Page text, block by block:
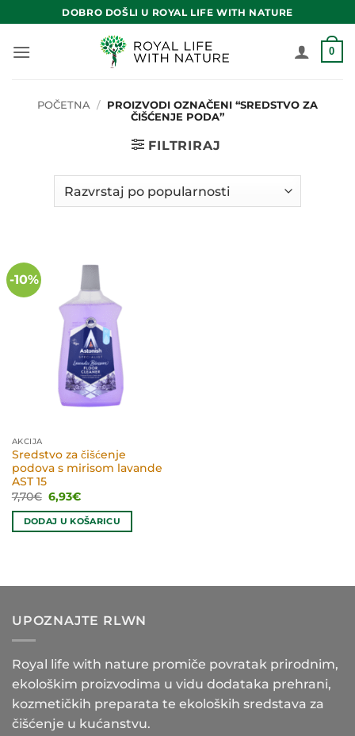
to
content
DOBRO DOŠLI U ROYAL LIFE WITH NATURE
0
POČETNA / PROIZVODI OZNAČENI “SREDSTVO ZA
ČIŠĆENJE PODA”
FILTRIRAJ
-10%
AKCIJA
Sredstvo za čišćenje
podova s mirisom lavande
AST 15
7,70€ Izvorna
cijena
bila
je:
6,93€Trenutna
je:
6,93€.
DODAJ U KOŠARICU
UPOZNAJTE RLWN
Royal life with nature promiče povratak prirodnim,
ekološkim proizvodima u vidu dodataka prehrani,
kozmetičkih preparata te ekoloških sredstava za
čišćenje u kućanstvu.